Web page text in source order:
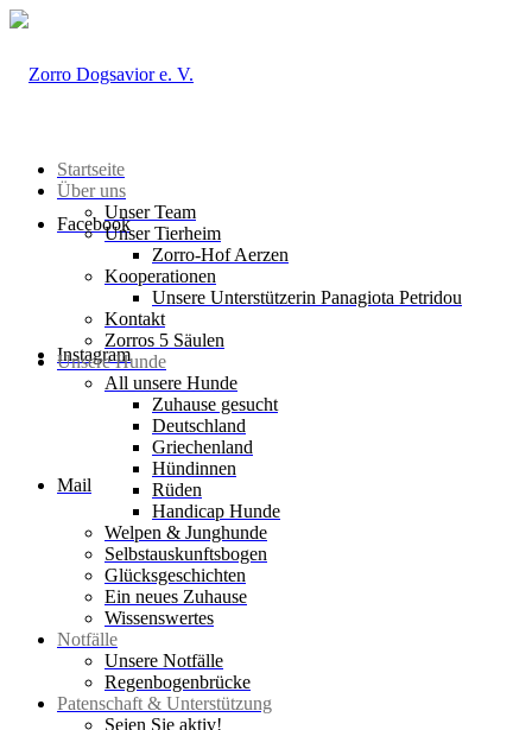
Facebook
Instagram
Mail
Startseite
Über uns
Unser Team
Unser Tierheim
Zorro-Hof Aerzen
Kooperationen
Unsere Unterstützerin Panagiota Petridou
Kontakt
Zorros 5 Säulen
Unsere Hunde
All unsere Hunde
Zuhause gesucht
Deutschland
Griechenland
Hündinnen
Rüden
Handicap Hunde
Welpen & Junghunde
Selbstauskunftsbogen
Glücksgeschichten
Ein neues Zuhause
Wissenswertes
Notfälle
Unsere Notfälle
Regenbogenbrücke
Patenschaft & Unterstützung
Seien Sie aktiv!